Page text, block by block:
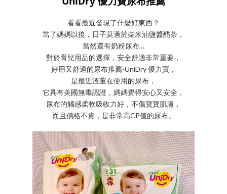
看看最近發現了什麼好東西？
當了媽媽以後，日子莫過於柴米油鹽醬醋茶，
當然還有奶粉尿布…
對於育兒用品的選擇，安全舒適非常重要，
好用又舒適的尿布推薦-UniDry 優力寶，
是最近溫董在使用的尿布，
它具有美國無毒認證，媽媽覺得安心又安全，
尿布的觸感柔軟吸收力好，不傷寶寶肌膚，
而且價格不貴，是非常高CP值的尿布。